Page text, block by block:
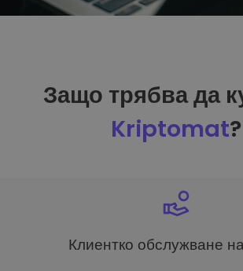
Защо трябва да
Kriptomat?
Клиентко обслужване